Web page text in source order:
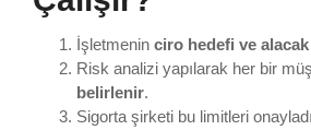
İşletmenin ciro hedefi ve
Risk analizi yapılarak her bir
belirlenir.
Sigorta şirketi bu limitleri